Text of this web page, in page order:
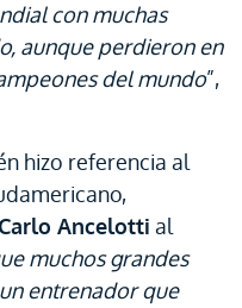
con muchas
aunque perdieron en
del mundo”,
hizo referencia al
Ancelotti al
muchos grandes
entrenador que